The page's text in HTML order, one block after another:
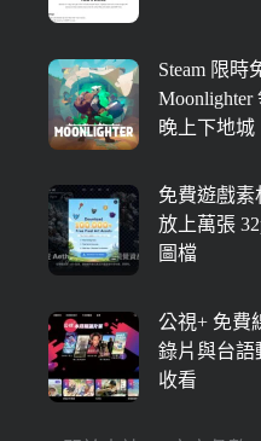
Steam 限時
Moonlighter
晚上下地城
免費遊戲素
放上萬張
圖檔
公視+ 免費
錄片與台語
收看